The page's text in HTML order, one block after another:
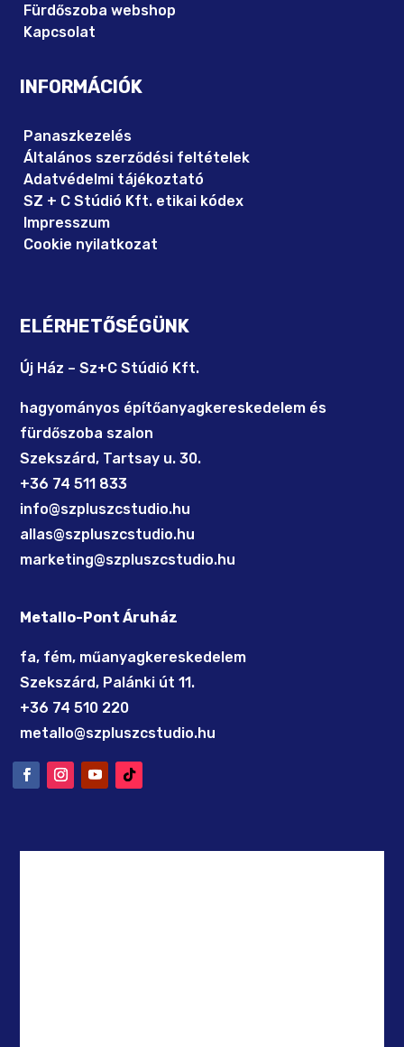
Fürdőszoba webshop
Kapcsolat
INFORMÁCIÓK
Panaszkezelés
Általános szerződési feltételek
Adatvédelmi tájékoztató
SZ + C Stúdió Kft. etikai kódex
Impresszum
Cookie nyilatkozat
ELÉRHETŐSÉGÜNK
Új Ház – Sz+C Stúdió Kft.
hagyományos építőanyagkereskedelem és
fürdőszoba szalon
Szekszárd, Tartsay u. 30.
+36 74 511 833
info@szpluszcstudio.hu
allas@szpluszcstudio.hu
marketing@szpluszcstudio.hu
Metallo-Pont Áruház
fa, fém, műanyagkereskedelem
Szekszárd, Palánki út 11.
+36 74 510 220
metallo@szpluszcstudio.hu